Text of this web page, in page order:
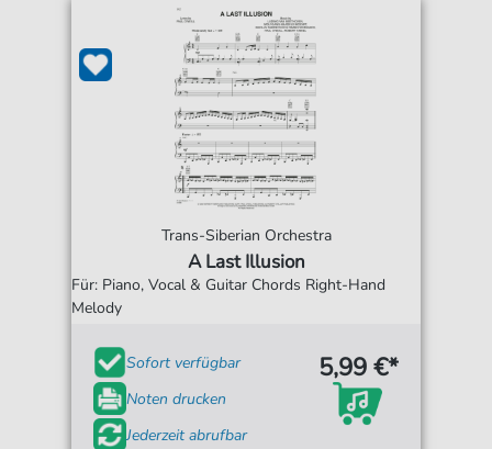
Trans-Siberian Orchestra
A Last Illusion
Für: Piano, Vocal & Guitar Chords Right-Hand
Melody
Sofort verfügbar
Noten drucken
Jederzeit abrufbar
5,99 €*